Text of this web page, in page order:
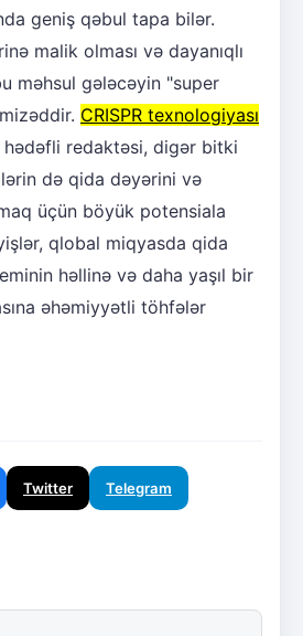
geniş qəbul tapa bilər.
malik olması və dayanıqlı
məhsul gələcəyin "super
CRISPR texnologiyası
redaktəsi, digər bitki
də qida dəyərini və
üçün böyük potensiala
qlobal miqyasda qida
həllinə və daha yaşıl bir
əhəmiyyətli töhfələr
Twitter Telegram